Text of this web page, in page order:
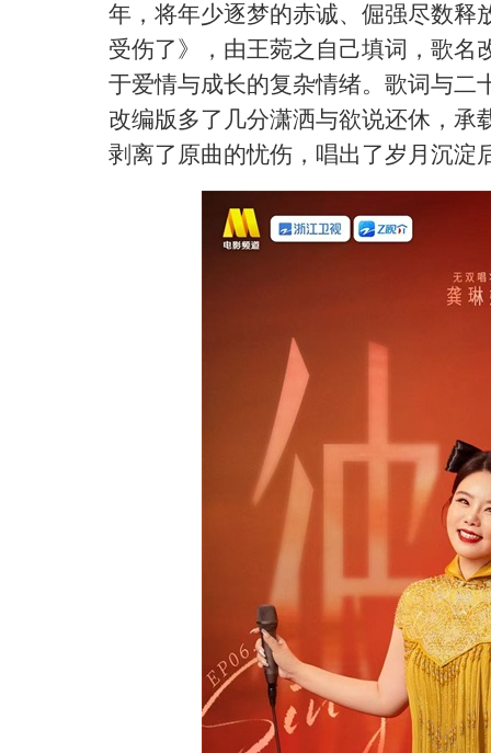
年，将年少逐梦的赤诚、倔强尽数释
受伤了》，由王菀之自己填词，歌名
于爱情与成长的复杂情绪。歌词与二
改编版多了几分潇洒与欲说还休，承
剥离了原曲的忧伤，唱出了岁月沉淀